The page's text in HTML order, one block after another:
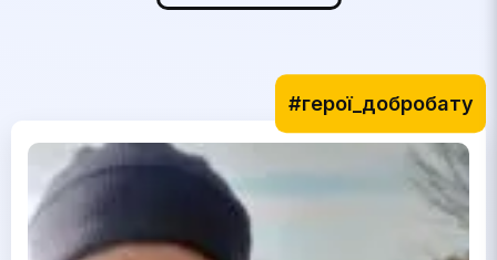
#герої_добробату